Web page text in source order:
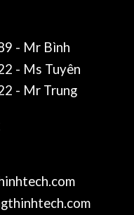
- Mr Bình
- Ms Tuyên
- Mr Trung